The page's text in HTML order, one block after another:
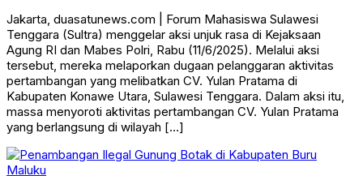
Jakarta, duasatunews.com | Forum Mahasiswa Sulawesi
Tenggara (Sultra) menggelar aksi unjuk rasa di Kejaksaan
Agung RI dan Mabes Polri, Rabu (11/6/2025). Melalui aksi
tersebut, mereka melaporkan dugaan pelanggaran aktivitas
pertambangan yang melibatkan CV. Yulan Pratama di
Kabupaten Konawe Utara, Sulawesi Tenggara. Dalam aksi itu,
massa menyoroti aktivitas pertambangan CV. Yulan Pratama
yang berlangsung di wilayah […]